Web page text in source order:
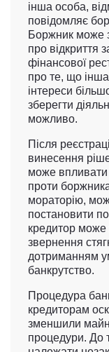
інша особа,
повідомляє
Боржник може
про відкриття
фінансової
про те, що
інтереси
зберегти
можливо.
Після
винесення
може впливати
проти
мораторію,
постановити
кредитор може
звернення
дотриманням
банкрутство.
Процедура
кредиторам
зменшили
процедури. До